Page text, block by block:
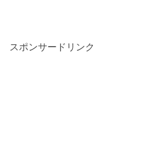
スポンサードリンク